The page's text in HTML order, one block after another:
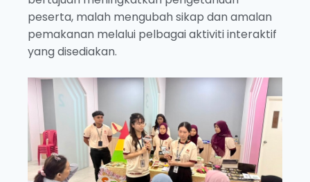
peserta, malah mengubah sikap dan amalan
pemakanan melalui pelbagai aktiviti interaktif
yang disediakan.